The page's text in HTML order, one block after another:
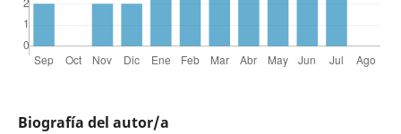
Biografía del autor/a